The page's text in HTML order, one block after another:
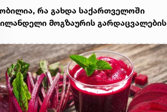
რა გახდა საქართველოში
მოგზაურის გარდაცვალების